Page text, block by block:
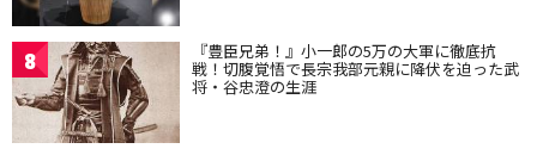
8 『豊臣兄弟！』小一郎の5万の大軍に徹底抗
戦！切腹覚悟で長宗我部元親に降伏を迫った武
将・谷忠澄の生涯